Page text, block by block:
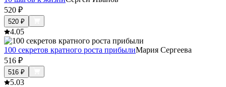
520 ₽
520 ₽
4.05
100 секретов кратного роста прибылиМария Сергеева
516 ₽
516 ₽
5.03